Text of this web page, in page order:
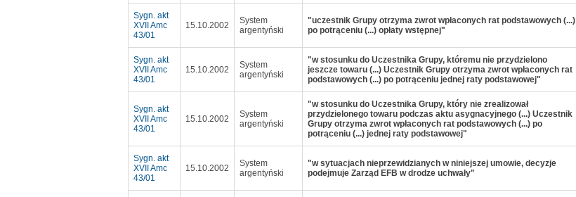
Sygn. akt
XVII Amc
43/01
15.10.2002
System
argentyński
"uczestnik Grupy otrzyma zwrot wpłaconych rat podstawowych (...)
po potrąceniu (...) opłaty wstępnej"
Sygn. akt
XVII Amc
43/01
15.10.2002
System
argentyński
"w stosunku do Uczestnika Grupy, któremu nie przydzielono
jeszcze towaru (...) Uczestnik Grupy otrzyma zwrot wpłaconych rat
podstawowych (...) po potrąceniu jednej raty podstawowej"
Sygn. akt
XVII Amc
43/01
15.10.2002
System
argentyński
"w stosunku do Uczestnika Grupy, który nie zrealizował
przydzielonego towaru podczas aktu asygnacyjnego (...) Uczestnik
Grupy otrzyma zwrot wpłaconych rat podstawowych (...) po
potrąceniu (...) jednej raty podstawowej"
Sygn. akt
XVII Amc
43/01
15.10.2002
System
argentyński
"w sytuacjach nieprzewidzianych w niniejszej umowie, decyzje
podejmuje Zarząd EFB w drodze uchwały"